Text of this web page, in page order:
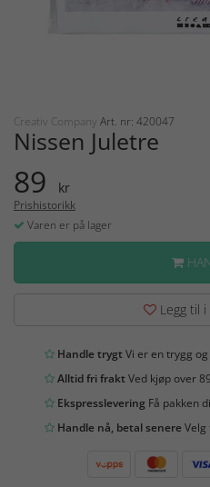
Creativ Company Art. nr: 420047
Nissen Juletre
89 kr
Prishistorikk
Varen er på lager
Legg til
Handle trygtVi er en trygg
Alltid fri fraktVed kjøp over
Ekspresslevering Få pakken
Handle nå, betal senereVelg